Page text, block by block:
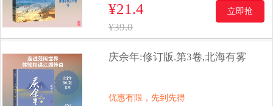
¥21.4
¥39.0
立即抢
庆余年:修订版.第3卷,北海有雾
优惠有限，先到先得